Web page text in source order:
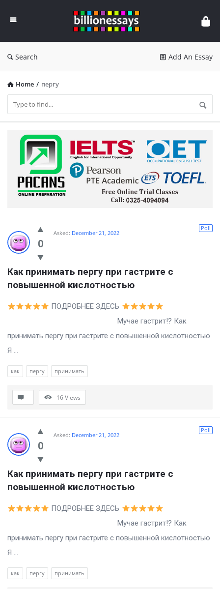
Essays
Search Add An Essay
Home / пергу
Billion
Essays
Latest
Questions
0
Poll
Asked: December 21, 2022
Как принимать пергу при гастрите с
повышенной кислотностью
ПОДРОБНЕЕ ЗДЕСЬ
Мучае гастрит!? Как
принимать пергу при гастрите с повышенной кислотностью
Я ...
как пергу принимать
16Views
0
Poll
Asked: December 21, 2022
Как принимать пергу при гастрите с
повышенной кислотностью
ПОДРОБНЕЕ ЗДЕСЬ
Мучае гастрит!? Как
принимать пергу при гастрите с повышенной кислотностью
Я ...
как пергу принимать